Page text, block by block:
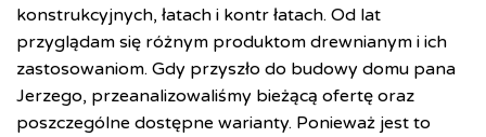
konstrukcyjnych, łatach i kontr łatach. Od lat
przyglądam się różnym produktom drewnianym i ich
zastosowaniom. Gdy przyszło do budowy domu pana
Jerzego, przeanalizowaliśmy bieżącą ofertę oraz
poszczególne dostępne warianty. Ponieważ jest to